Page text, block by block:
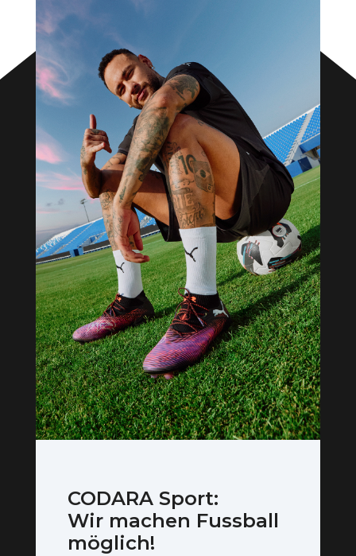
CODARA Sport:
Wir machen Fussball
möglich!